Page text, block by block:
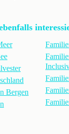
Bergen